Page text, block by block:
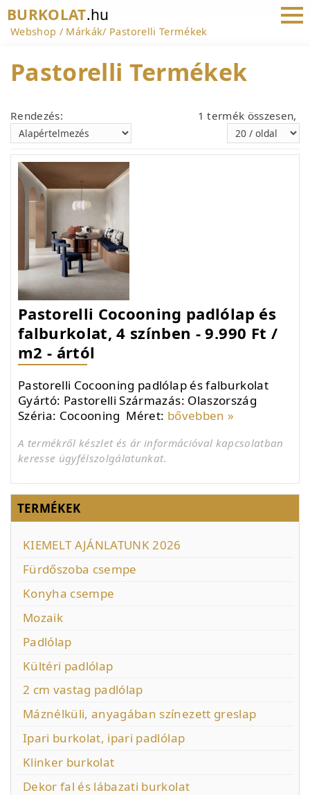
BURKOLAT.hu
Webshop Márkák Pastorelli Termékek
Pastorelli Termékek
Rendezés: 1 termék összesen,
Pastorelli Cocooning padlólap és
falburkolat, 4 színben - 9.990 Ft /
m2 - ártól
Pastorelli Cocooning padlólap és falburkolat
Gyártó: Pastorelli Származás: Olaszország
Széria: Cocooning Méret: bővebben »
A termékről készlet és ár információval kapcsolatban
keresse ügyfélszolgálatunkat.
TERMÉKEK
KIEMELT AJÁNLATUNK 2026
Fürdőszoba csempe
Konyha csempe
Mozaik
Padlólap
Kültéri padlólap
2 cm vastag padlólap
Máznélküli, anyagában színezett greslap
Ipari burkolat, ipari padlólap
Klinker burkolat
Dekor fal és lábazati burkolat